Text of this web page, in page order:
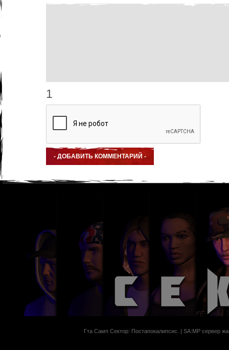
1
Гта Самп Сектор: Постапокалипсиc. | SA:MP сервер